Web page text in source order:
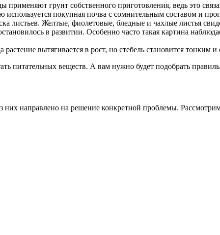
применяют грунт собственного приготовления, ведь это
используется покупная почва с сомнительным составом и
листьев. Желтые, фиолетовые, бледные и чахлые листья
в развитии. Особенно часто такая картина
вытягивается в рост, но стебель становится тонким
питательных веществ. А вам нужно будет подобрать
направлено на решение конкретной проблемы.